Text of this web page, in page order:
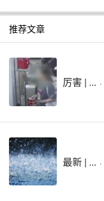
推荐文章
厉害 | ... ·
最新 | ... ·